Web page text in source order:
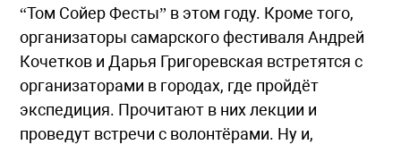
“Том Сойер Фесты” в этом году. Кроме того,
организаторы самарского фестиваля Андрей
Кочетков и Дарья Григоревская встретятся с
организаторами в городах, где пройдёт
экспедиция. Прочитают в них лекции и
проведут встречи с волонтёрами. Ну и,